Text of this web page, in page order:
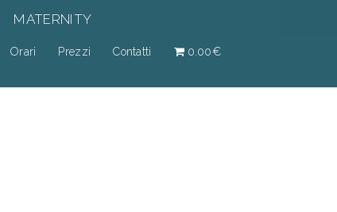
Orari Prezzi Contatti 0.00€
MATERNITY